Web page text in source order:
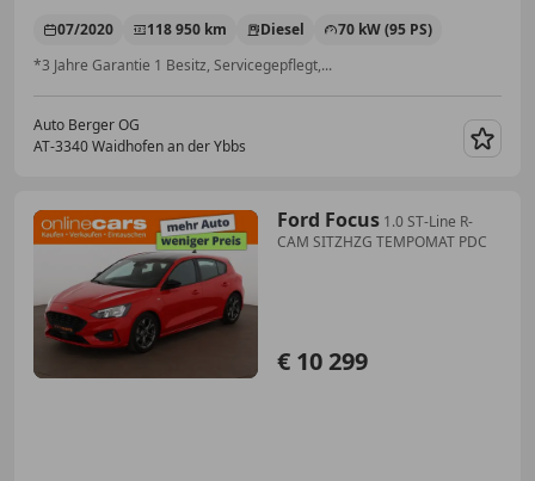
07/2020 118 950 km Diesel
70 kW (95 PS)
*3 Jahre Garantie 1 Besitz, Servicegepflegt,...
Auto Berger OG
AT-3340 Waidhofen an der Ybbs
Ford Focus 1.0 ST-Line R-
CAM SITZHZG TEMPOMAT PDC
€ 10 299